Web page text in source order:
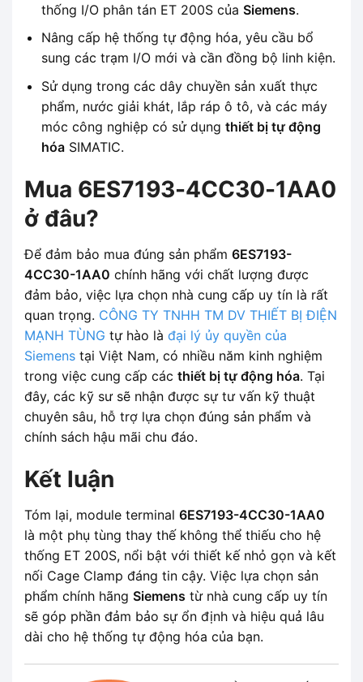
thống I/O phân tán ET 200S của Siemens.
Nâng cấp hệ thống tự động hóa, yêu cầu bổ
sung các trạm I/O mới và cần đồng bộ linh kiện.
Sử dụng trong các dây chuyền sản xuất thực
phẩm, nước giải khát, lắp ráp ô tô, và các máy
móc công nghiệp có sử dụng thiết bị tự động
hóaSIMATIC.
Mua 6ES7193-4CC30-1AA0
ở đâu?
Để đảm bảo mua đúng sản phẩm 6ES7193-
4CC30-1AA0 chính hãng với chất lượng được
đảm bảo, việc lựa chọn nhà cung cấp uy tín là rất
quan trọng. CÔNG TY TNHH TM DV THIẾT BỊ ĐIỆN
MẠNH TÙNG tự hào là đại lý ủy quyền của
Siemens tại Việt Nam, có nhiều năm kinh nghiệm
trong việc cung cấp các thiết bị tự động hóa. Tại
đây, các kỹ sư sẽ nhận được sự tư vấn kỹ thuật
chuyên sâu, hỗ trợ lựa chọn đúng sản phẩm và
chính sách hậu mãi chu đáo.
Kết luận
Tóm lại, module terminal 6ES7193-4CC30-1AA0
là một phụ tùng thay thế không thể thiếu cho hệ
thống ET 200S, nổi bật với thiết kế nhỏ gọn và kết
nối Cage Clamp đáng tin cậy. Việc lựa chọn sản
phẩm chính hãng Siemens từ nhà cung cấp uy tín
sẽ góp phần đảm bảo sự ổn định và hiệu quả lâu
dài cho hệ thống tự động hóa của bạn.